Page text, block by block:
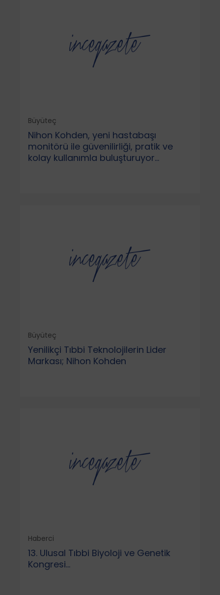
Büyüteç
Nihon Kohden, yeni hastabaşı
monitörü ile güvenilirliği, pratik ve
kolay kullanımla buluşturuyor...
Büyüteç
Yenilikçi Tıbbi Teknolojilerin Lider
Markası; Nihon Kohden
Haberci
13. Ulusal Tıbbi Biyoloji ve Genetik
Kongresi...